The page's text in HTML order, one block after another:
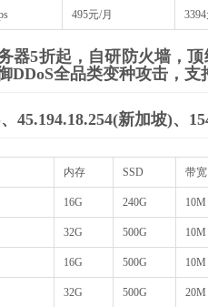
495元/月
器5折起，自研防火墙，
全品类变种攻击，支
45.194.18.254(新加坡)、
内存 SSD 带宽
16G 240G 10M
32G 500G 10M
16G 500G 10M
32G 500G 20M